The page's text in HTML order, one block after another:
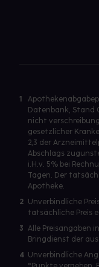
1
Datenbank, Stand
nicht
gesetzlicher
2,3 der
Abschlags
i.H.v. 5% bei
Tagen. Der
Apotheke.
2 Unverbindliche
tatsächliche Preis
3 Alle Preisangaben
Bringdienst der
4 Unverbindliche